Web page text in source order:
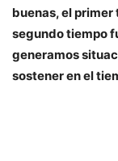
buenas, el primer
segundo tiempo
generamos
sostener en el